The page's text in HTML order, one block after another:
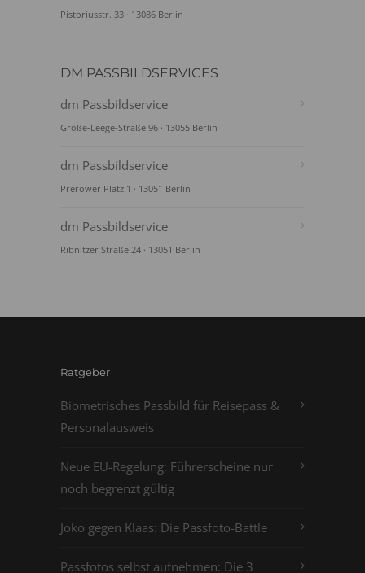
Pistoriusstr. 33 · 13086 Berlin
DM PASSBILDSERVICES
dm Passbildservice
Große-Leege-Straße 96 · 13055 Berlin
dm Passbildservice
Prerower Platz 1 · 13051 Berlin
dm Passbildservice
Ribnitzer Straße 24 · 13051 Berlin
Ratgeber
Biometrisches Passbild für Reisepass &
Personalausweis
Neue EU-Regelung: Führerscheine nur
noch begrenzt gültig
Joko gegen Klaas: Die Passfoto-Battle
Passfotos selbst aufnehmen: Die 3